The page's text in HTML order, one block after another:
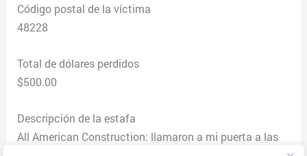
Código postal de la víctima
48228
Total de dólares perdidos
$500.00
Descripción de la estafa
All American Construction: llamaron a mi puerta a las